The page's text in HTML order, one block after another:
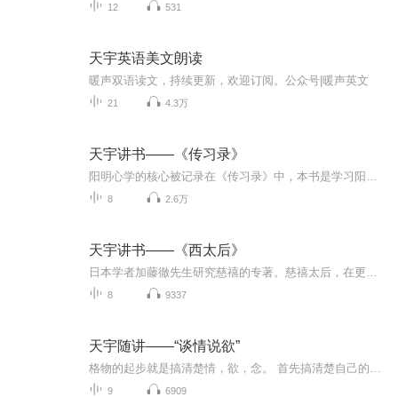
12 531
天宇英语美文朗读
暖声双语读文，持续更新，欢迎订阅。公众号|暖声英文
21 4.3万
天宇讲书——《传习录》
8 2.6万
天宇讲书——《西太后》
8 9337
天宇随讲——“谈情说欲”
9 6909